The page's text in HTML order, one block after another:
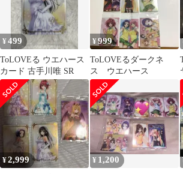
¥499
ToLOVEる ウエハース
カード 古手川唯 SR
¥999
ToLOVEるダークネ
ス ウエハース
¥2,999 ¥ 1,200